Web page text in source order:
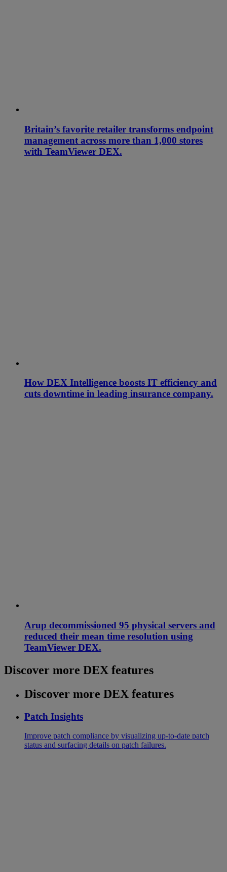
Britain’s favorite retailer transforms endpoint
management across more than 1,000 stores
with TeamViewer DEX.
How DEX Intelligence boosts IT efficiency and
cuts downtime in leading insurance company.
Arup decommissioned 95 physical servers and
reduced their mean time resolution using
TeamViewer DEX.
Discover more DEX features
Discover more DEX features
Patch Insights
Improve patch compliance by visualizing up-to-date patch
status and surfacing details on patch failures.